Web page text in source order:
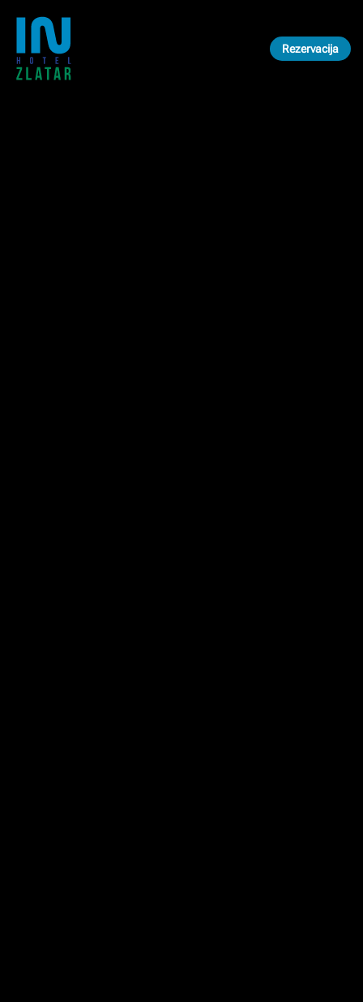
Skip to main content Rezervacija